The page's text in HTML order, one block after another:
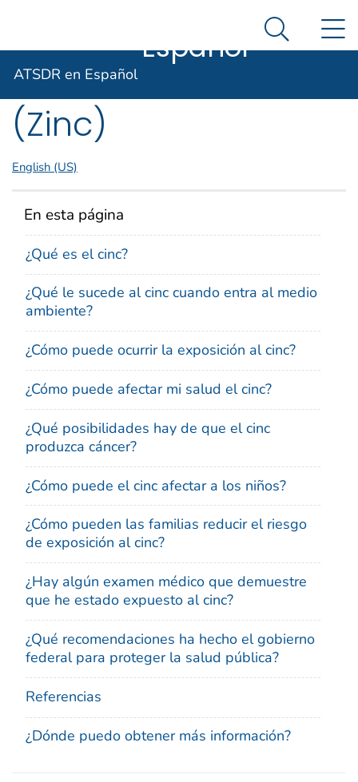
Agencia para Sustancias Tóxicas y el Registro de
ATSDR en
Español Search
ATSDR en Español
ToxFAQs™ – Cinc
(Zinc)
English (US)
En esta página
¿Qué es el cinc?
¿Qué le sucede al cinc cuando entra al medio
ambiente?
¿Cómo puede ocurrir la exposición al cinc?
¿Cómo puede afectar mi salud el cinc?
¿Qué posibilidades hay de que el cinc
produzca cáncer?
¿Cómo puede el cinc afectar a los niños?
¿Cómo pueden las familias reducir el riesgo
de exposición al cinc?
¿Hay algún examen médico que demuestre
que he estado expuesto al cinc?
¿Qué recomendaciones ha hecho el gobierno
federal para proteger la salud pública?
Referencias
¿Dónde puedo obtener más información?